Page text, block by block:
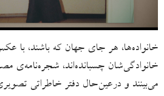
خانواده‌‌ها، هر جای جهان که باشند، با
خانوادگی‌شان چسبانده‌اند، شجره‌نامه‌ی
می‌بینند و درعین‌حال دفتر خاطراتی